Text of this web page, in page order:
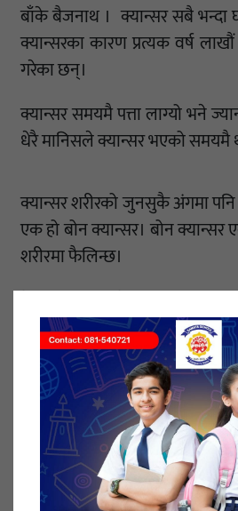
बाँके बैजनाथ । क्यान्सर सबै भन्दा
क्यान्सरका कारण प्रत्यक वर्ष
गरेका छन्।
क्यान्सर समयमै पत्ता लाग्यो भने
धेरै मानिसले क्यान्सर भएको समयमै
क्यान्सर शरीरको जुनसुकै अंगमा
एक हो बोन क्यान्सर। बोन क्यान्सर
शरीरमा फैलिन्छ।
मेडिकल न्युज टुडेका अनुसार बोन
प्रकारका हुन्छन्। प्राइमरी र
प्राइमरी बोन क्यान्सरमा हड्डिका
हुन्छ। सेकेन्डरी बोन क्यान्सरमा
भागबाट फैलिएर हड्डिसम्म पुग्छ।
बोन, रिढको हड्डि आदिमा तिब्र
अमेरिकी क्यान्सर सोसाइटीका